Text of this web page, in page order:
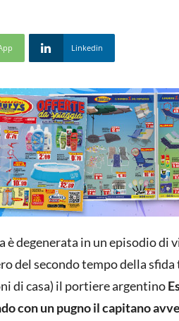
Linkedin
degenerata in un episodio di
del secondo tempo della sfida
di casa) il portiere argentino
con un pugno il capitano